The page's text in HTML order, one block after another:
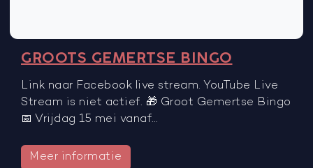
GROOTS GEMERTSE BINGO
Link naar Facebook live stream. YouTube Live
Stream is niet actief. 🎁 Groot Gemertse Bingo
📅 Vrijdag 15 mei vanaf…
Meer informatie